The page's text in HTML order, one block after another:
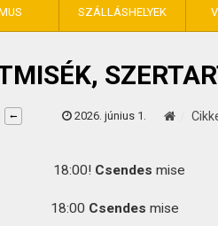
SZÁLLÁSHELYEK
2026. június 1.
18:00! Csendes mise
18:00 Csendes mise